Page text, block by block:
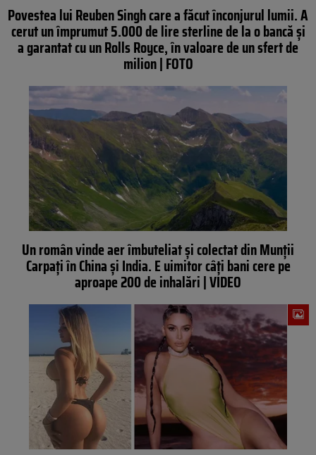
Povestea lui Reuben Singh care a făcut înconjurul lumii. A
cerut un împrumut 5.000 de lire sterline de la o bancă și
a garantat cu un Rolls Royce, în valoare de un sfert de
milion | FOTO
Un român vinde aer îmbuteliat şi colectat din Munţii
Carpaţi în China şi India. E uimitor câți bani cere pe
aproape 200 de inhalări | VIDEO